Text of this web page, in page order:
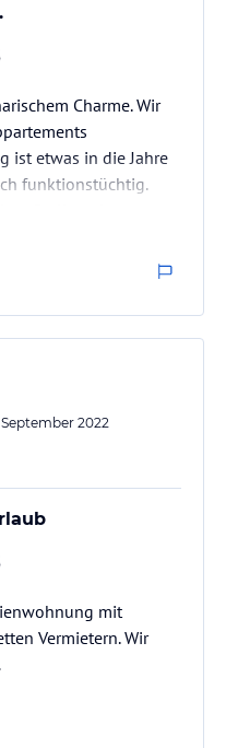
Charme. Wir
ist etwas in die Jahre
funktionstüchtig.
ist auf jeden Fall
hofft ist hier
aber
der Unterkunft aus.
am
2022
mit
Vermietern. Wir